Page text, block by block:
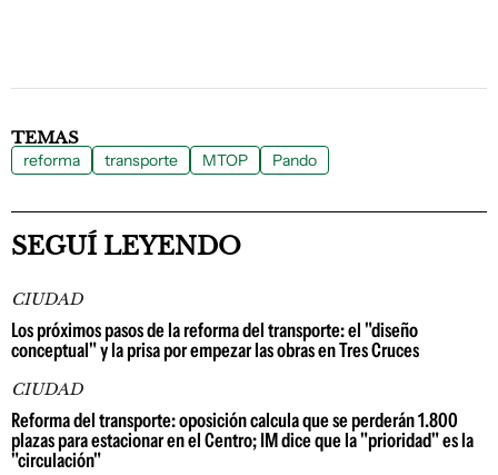
TEMAS
reforma transporte MTOP Pando
SEGUÍ LEYENDO
CIUDAD
Los próximos pasos de la reforma del transporte: el "diseño
conceptual" y la prisa por empezar las obras en Tres Cruces
CIUDAD
Reforma del transporte: oposición calcula que se perderán 1.800
plazas para estacionar en el Centro; IM dice que la "prioridad" es la
"circulación"